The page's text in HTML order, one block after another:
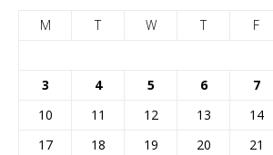
M
T W T F
3
4 5 6 7
10
11 12 13 14
17
18 19 20 21